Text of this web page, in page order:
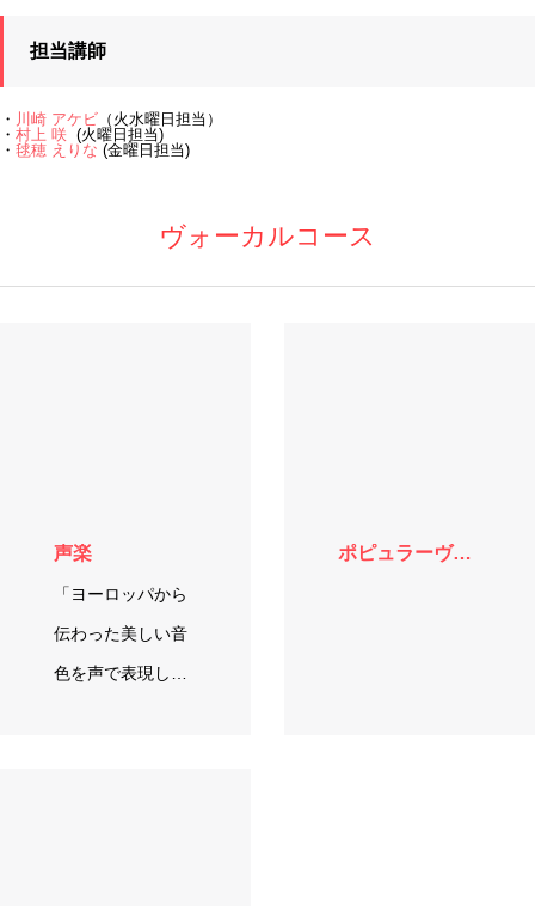
担当講師
・ 川崎 アケビ （火水曜日担当）
・ 村上 咲 (火曜日担当)
・ 毬穂 えりな (金曜日担当)
ヴォーカルコース
声楽
「ヨーロッパから
伝わった美しい音
色を声で表現しま
ポピュラーヴォーカル